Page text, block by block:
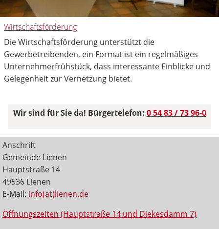
Wirtschaftsförderung
Die Wirtschaftsförderung unterstützt die
Gewerbetreibenden, ein Format ist ein regelmäßiges
Unternehmerfrühstück, dass interessante Einblicke und
Gelegenheit zur Vernetzung bietet.
Wir sind für Sie da! Bürgertelefon: 0 54 83 / 73 96-0
Anschrift
Gemeinde Lienen
Hauptstraße 14
49536 Lienen
E-Mail: info(at)lienen.de
Öffnungszeiten (Hauptstraße 14 und Diekesdamm 7)